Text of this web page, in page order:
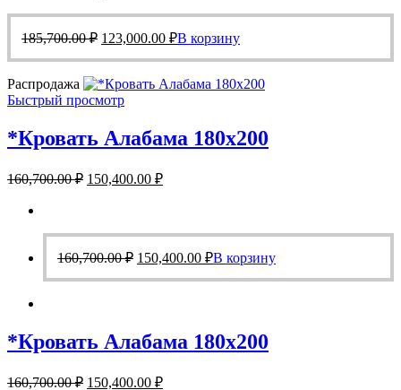
185,700.00₽ Первоначальная
составляла
185,700.00 ₽.
123,000.00 ₽Текущая
цена:
В корзину
Распродажа
Быстрый просмотр
*Кровать Алабама 180х200
160,700.00₽ Первоначальная
150,400.00 ₽Текущая
160,700.00₽ Первоначальная
составляла
150,400.00 ₽Текущая
цена:
В корзину
*Кровать Алабама 180х200
160,700.00₽ Первоначальная
150,400.00 ₽Текущая